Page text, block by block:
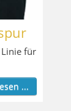
Linie für
...